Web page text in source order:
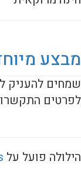
מבצע
שמחים להעניק לכם 3 חודשי ניסיון
לפרטים התקשרו: 03-
הילולה פועל על